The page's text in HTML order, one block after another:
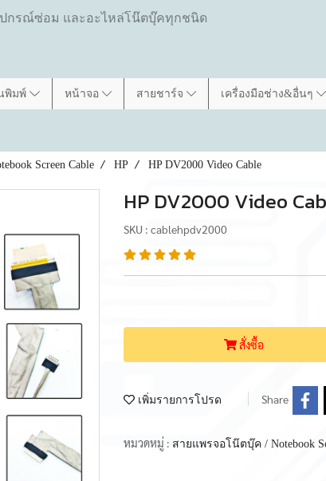
ปกรณ์ซ่อม และอะไหล่โน๊ตบุ๊คทุกชนิด
พิมพ์ หน้าจอ สายชาร์จ เครื่องมือช่าง&อื่นๆ
Screen Cable HP HP DV2000 Video Cable
HP DV2000 Video
SKU : cablehpdv2000
สั่งซื้อ
เพิ่มรายการโปรด Share
หมวดหมู่ : สายแพรจอโน๊ตบุ๊ค / Notebook